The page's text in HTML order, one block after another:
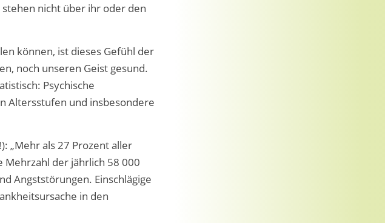
nicht über ihr oder den
können, ist dieses Gefühl der
noch unseren Geist gesund.
Psychische
Altersstufen und insbesondere
„Mehr als 27 Prozent aller
Mehrzahl der jährlich 58 000
Angststörungen. Einschlägige
in den